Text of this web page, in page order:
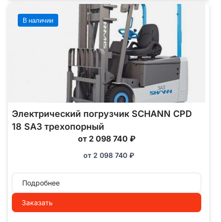
В наличии
Электрический погрузчик SCHANN CPD
18 SA3 трехопорный
от 2 098 740 ₽
от 2 098 740 ₽
Подробнее
Заказать